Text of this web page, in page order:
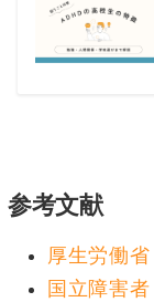
参考文献
厚生労働
国立障害